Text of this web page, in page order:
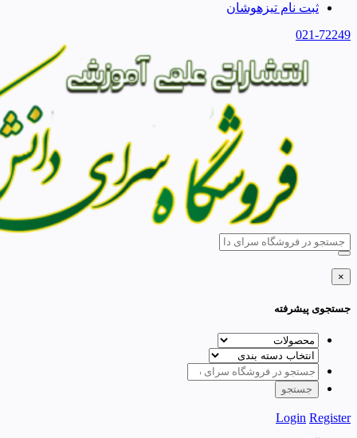
ثبت نام تیزهوشان
021-72249
×
جستجوی پیشرفته
Login Register